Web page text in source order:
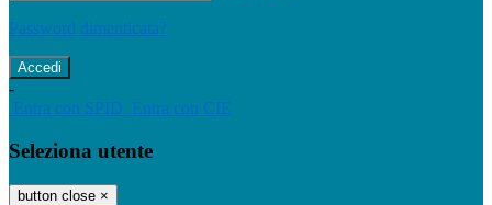
Password dimenticata?
-
Entra con SPID Entra con CIE
Seleziona utente
button close ×